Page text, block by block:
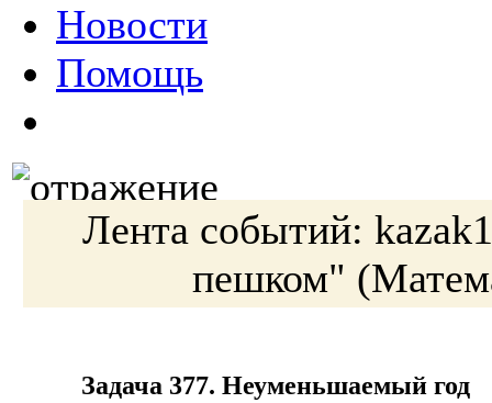
Новости
Помощь
Лента событий:
пешком"
Задача 377. Неуменьшаемый год